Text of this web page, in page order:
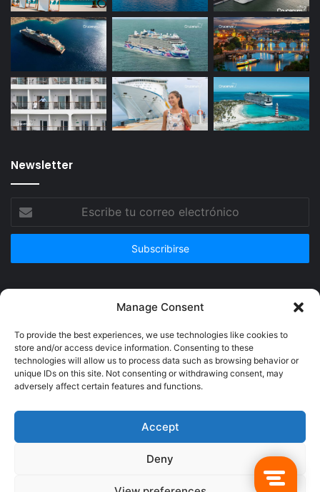
Manage Consent
To provide the best experiences, we use technologies like cookies to
store and/or access device information. Consenting to these
technologies will allow us to process data such as browsing behavior or
unique IDs on this site. Not consenting or withdrawing consent, may
adversely affect certain features and functions.
Accept
Deny
Newsletter
correo
© Copyright 2026, Todos los derechos reservados @Crucerum |